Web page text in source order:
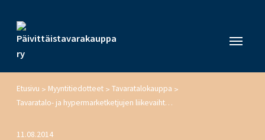
Etusivu > Myyntitiedotteet > Tavaratalokauppa >
Tavaratalo- ja hypermarketketjujen liikevaihto laski kesäkuussa 4,3 % vuodentakaisesta
11.08.2014